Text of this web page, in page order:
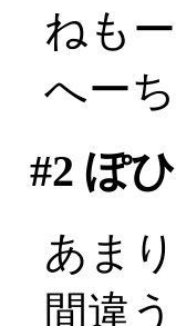
ねも
へー
#2 ぽ
あま
間違